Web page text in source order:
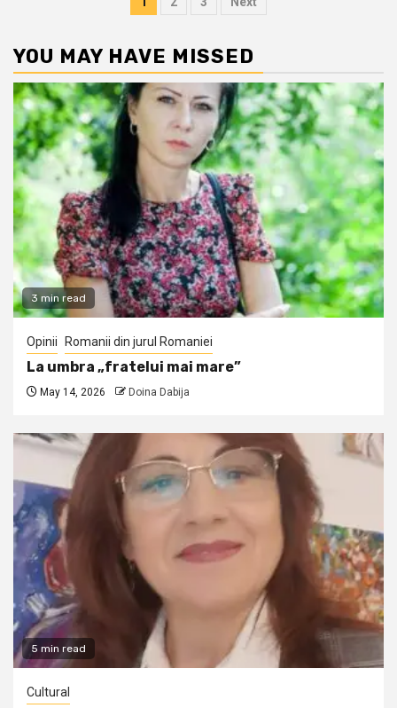
YOU MAY HAVE MISSED
3 min read
Opinii Romanii din jurul Romaniei
La umbra „fratelui mai mare”
May 14, 2026 Doina Dabija
5 min read
Cultural